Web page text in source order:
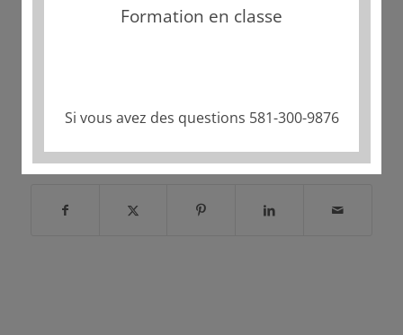
Formation en classe
Si vous avez des questions 581-300-9876